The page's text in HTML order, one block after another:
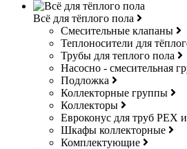
Всё для тёплого пола
Смесительные клапаны
Теплоносители для
Трубы для теплого пола
Насосно - смесительная
Подложка
Коллекторные группы
Коллекторы
Евроконус для труб РЕХ
Шкафы коллекторные
Комплектующие